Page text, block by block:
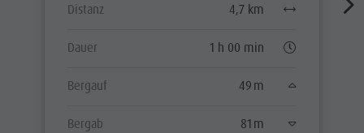
Distanz 4,7 km
Dauer 1 h 00 min
Bergauf 49 m
Bergab 81 m